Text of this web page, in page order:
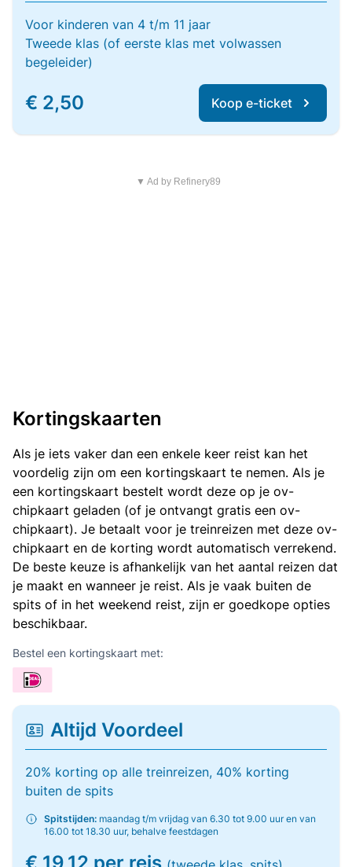
Voor kinderen van 4 t/m 11 jaar
Tweede klas (of eerste klas met volwassen
begeleider)
€ 2,50 Koop e-ticket
▼ Ad by Refinery89
Kortingskaarten
Als je iets vaker dan een enkele keer reist kan het
voordelig zijn om een kortingskaart te nemen. Als je
een kortingskaart bestelt wordt deze op je ov-
chipkaart geladen (of je ontvangt gratis een ov-
chipkaart). Je betaalt voor je treinreizen met deze ov-
chipkaart en de korting wordt automatisch verrekend.
De beste keuze is afhankelijk van het aantal reizen dat
je maakt en wanneer je reist. Als je vaak buiten de
spits of in het weekend reist, zijn er goedkope opties
beschikbaar.
Bestel een kortingskaart met:
Altijd Voordeel
20% korting op alle treinreizen, 40% korting
buiten de spits
Spitstijden: maandag t/m vrijdag van 6.30 tot 9.00 uur en van
16.00 tot 18.30 uur, behalve feestdagen